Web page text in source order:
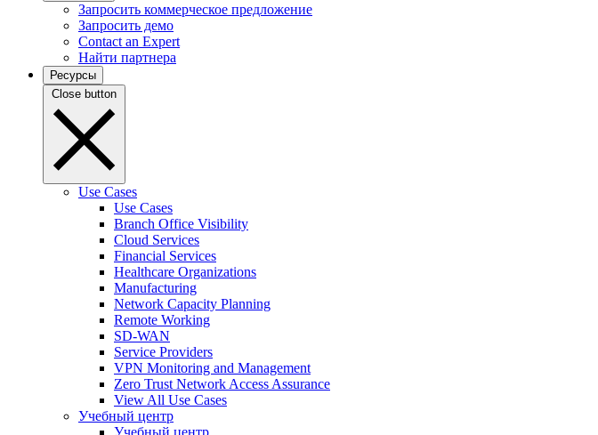
Запросить коммерческое предложение
Запросить демо
Contact an Expert
Найти партнера
Ресурсы
Close button
Use Cases
Use Cases
Branch Office Visibility
Cloud Services
Financial Services
Healthcare Organizations
Manufacturing
Network Capacity Planning
Remote Working
SD-WAN
Service Providers
VPN Monitoring and Management
Zero Trust Network Access Assurance
View All Use Cases
Учебный центр
Учебный центр